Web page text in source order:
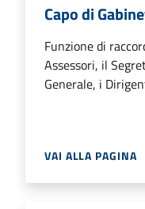
Capo di
Funzione di
Assessori, il
Generale, i
VAI ALLA PAGINA